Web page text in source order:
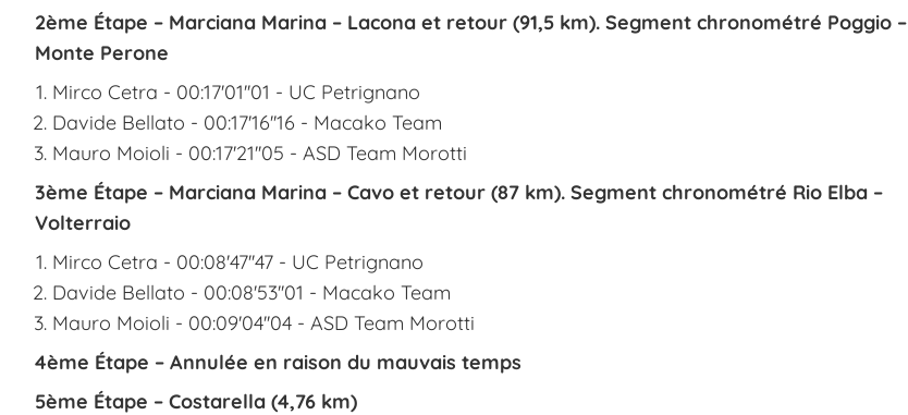
2ème Étape – Marciana Marina – Lacona et retour (91,5 km). Segment chronométré Poggio –
Monte Perone
Mirco Cetra - 00:17'01''01 - UC Petrignano
Davide Bellato - 00:17'16''16 - Macako Team
Mauro Moioli - 00:17'21''05 - ASD Team Morotti
3ème Étape – Marciana Marina – Cavo et retour (87 km). Segment chronométré Rio Elba –
Volterraio
Mirco Cetra - 00:08'47''47 - UC Petrignano
Davide Bellato - 00:08'53''01 - Macako Team
Mauro Moioli - 00:09'04''04 - ASD Team Morotti
4ème Étape – Annulée en raison du mauvais temps
5ème Étape – Costarella (4,76 km)